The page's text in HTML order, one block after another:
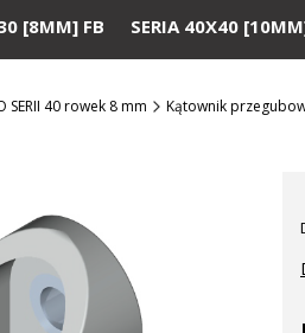
[8MM] FB SERIA 40X40
SERII 40 rowek 8 mm Kątownik